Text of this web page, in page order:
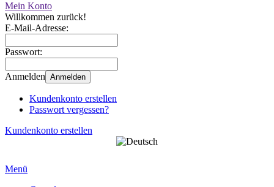
Mein Konto
Willkommen zurück!
E-Mail-Adresse:
Passwort:
Anmelden Anmelden
Kundenkonto erstellen
Passwort vergessen?
Kundenkonto erstellen
Menü